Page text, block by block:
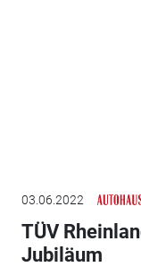
03.06.2022
TÜV
Jubiläum